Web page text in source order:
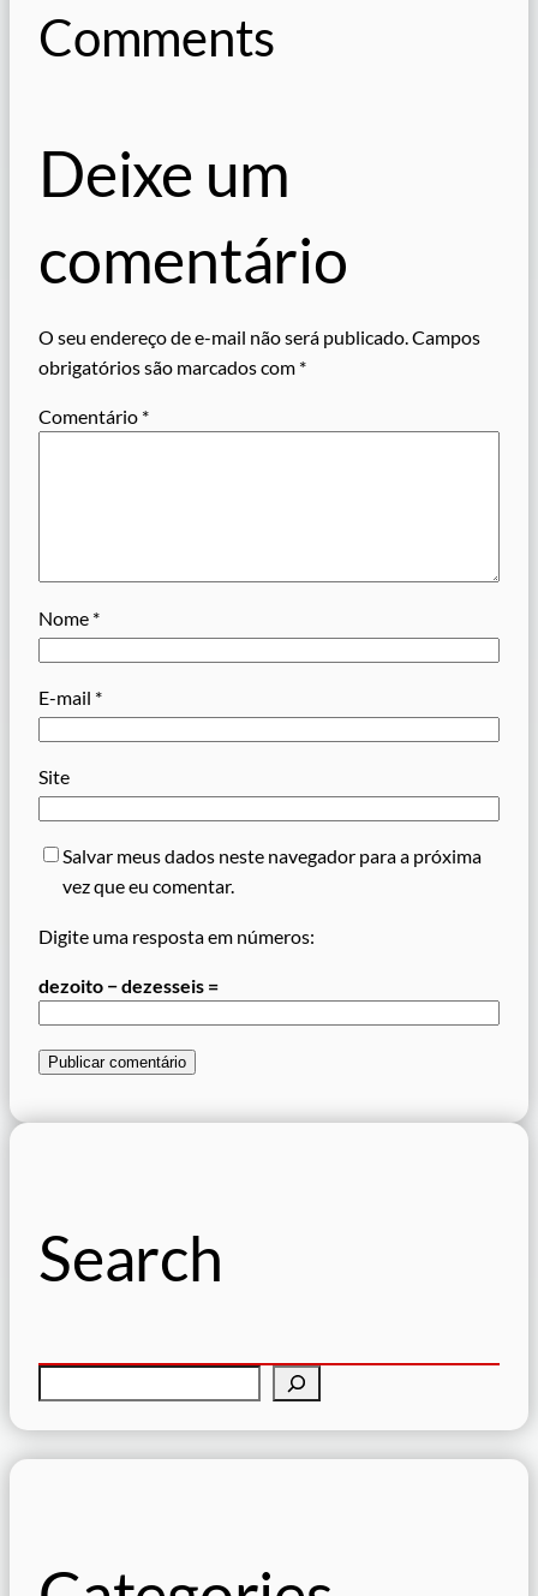
Comments
Deixe um
comentário
O seu endereço de e-mail não será publicado.Campos
obrigatórios são marcados com *
Comentário *
Nome *
E-mail *
Site
Salvar meus dados neste navegador para a próxima
vez que eu comentar.
Digite uma resposta em números:
dezoito − dezesseis =
Search
a